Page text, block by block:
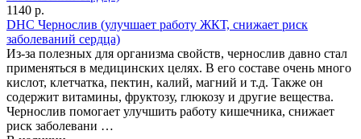
1140 р.
DHC Чернослив (улучшает работу ЖКТ, снижает риск
заболеваний сердца)
Из-за полезных для организма свойств, чернослив давно стал
применяться в медицинских целях. В его составе очень много
кислот, клетчатка, пектин, калий, магний и т.д. Также он
содержит витамины, фруктозу, глюкозу и другие вещества.
Чернослив помогает улучшить работу кишечника, снижает
риск заболевани …